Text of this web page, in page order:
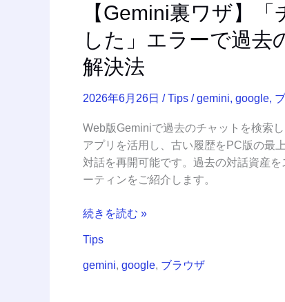
【Gemini裏ワザ】
した」エラーで過去
解決法
2026年6月26日 /Tips /gemini, google,
Web版Geminiで過去のチャットを検索
アプリを活用し、古い履歴をPC版の最
対話を再開可能です。過去の対話資産
ーティンをご紹介します。
過
去
の
歴
が
開
け
時
ス
マ
続きを読む »
Tips
gemini, google, ブラウザ